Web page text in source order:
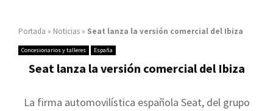
Portada » Noticias » Seat lanza la versión comercial del Ibiza
Concesionarios y talleres España
Seat lanza la versión comercial del Ibiza
La firma automovilística española Seat, del grupo